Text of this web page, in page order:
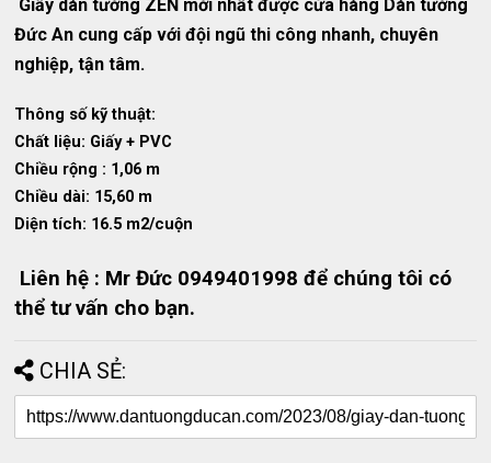
Giấy dán tường ZEN mới nhất được cửa hàng Dán tường
Đức An cung cấp với đội ngũ thi công nhanh, chuyên
nghiệp, tận tâm.
Thông số kỹ thuật:
Chất liệu: Giấy + PVC
Chiều rộng : 1,06 m
Chiều dài: 15,60 m
Diện tích: 16.5 m2/cuộn
Liên hệ : Mr Đức 0949401998 để chúng tôi có
thể tư vấn cho bạn.
CHIA SẺ: